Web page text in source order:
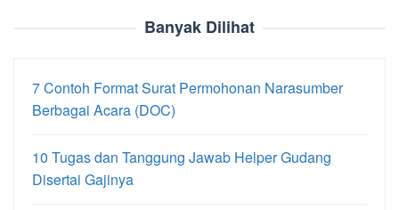
Banyak Dilihat
7 Contoh Format Surat Permohonan Narasumber
Berbagai Acara (DOC)
10 Tugas dan Tanggung Jawab Helper Gudang
Disertai Gajinya